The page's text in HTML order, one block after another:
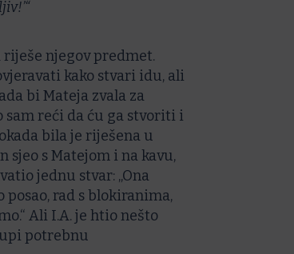
riješe njegov predmet.
kako stvari idu, ali
bi Mateja zvala za
sam reći da ću ga stvoriti i
bila je riješena u
sjeo s Matejom i na kavu,
jednu stvar: „Ona
rad s blokiranima,
Ali I.A. je htio nešto
potrebnu